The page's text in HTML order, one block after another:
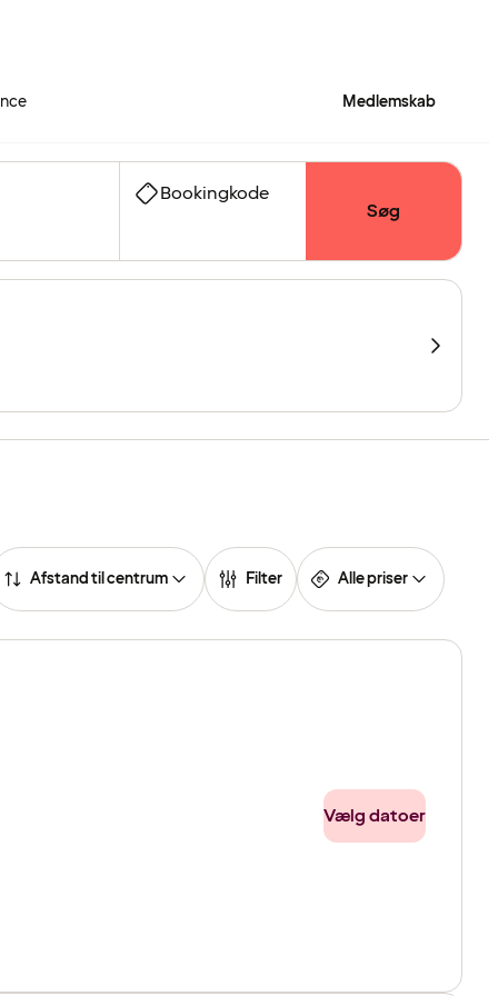
Medlemskab
Bookingkode
Søg
Afstand til centrum Filter Alle priser
Vælg datoer